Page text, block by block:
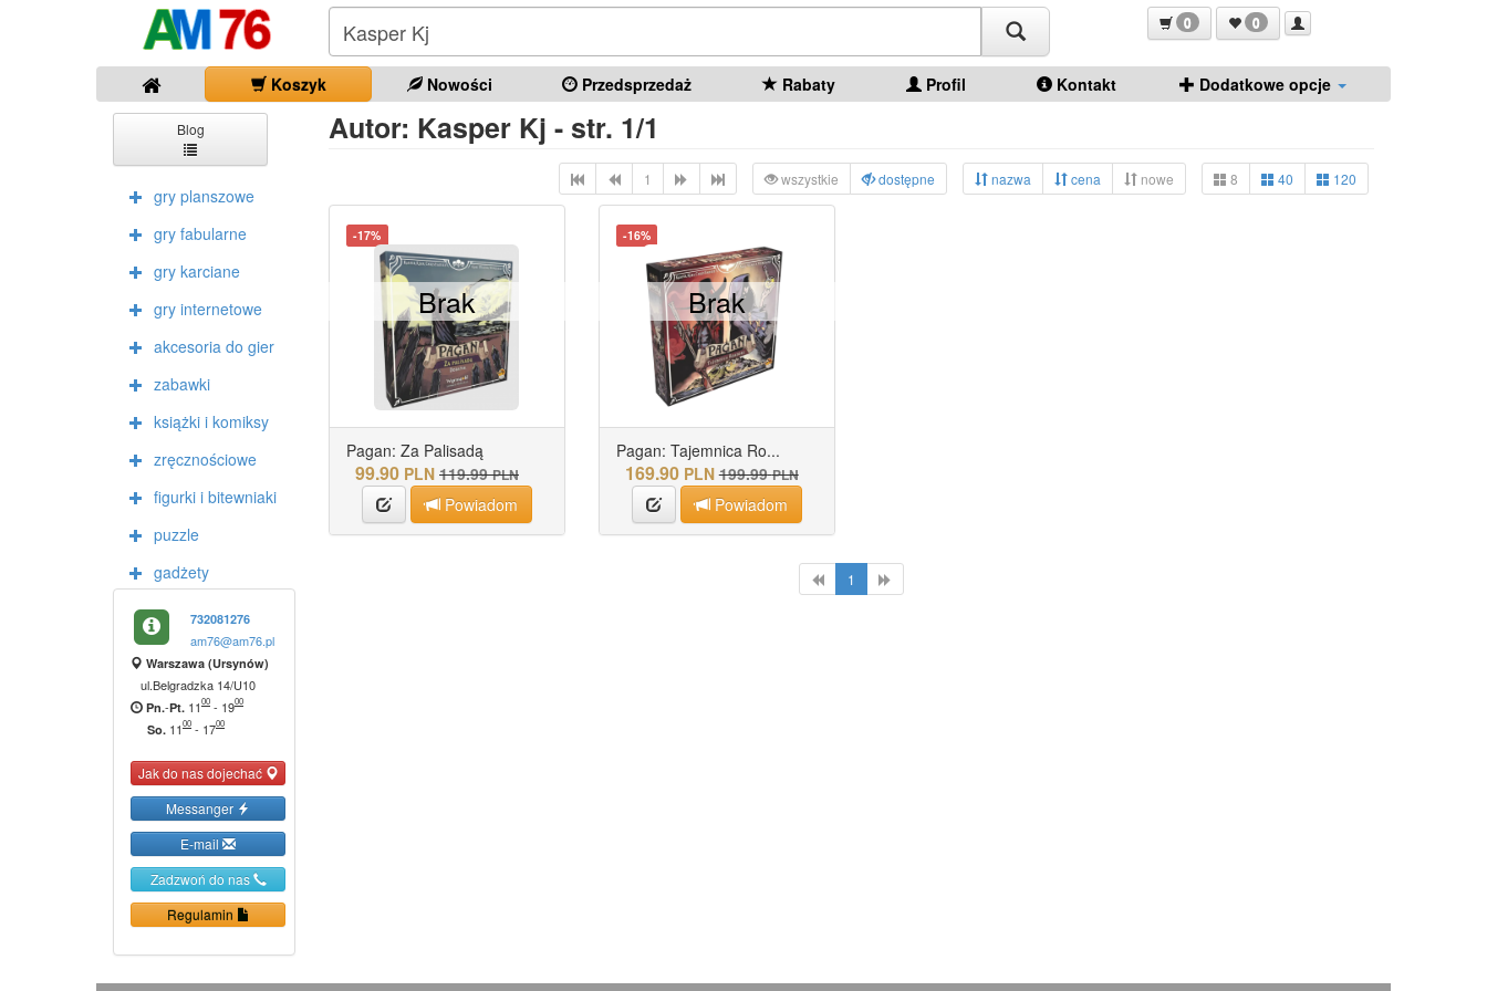
0 0
Koszyk Nowości Przedsprzedaż Rabaty Profil Kontakt Dodatkowe opcje
Blog
gry planszowe
gry fabularne
gry karciane
gry internetowe
akcesoria do gier
zabawki
książki i komiksy
zręcznościowe
figurki i bitewniaki
puzzle
gadżety
732081276
am76@am76.pl
Warszawa (Ursynów)
ul.Belgradzka 14/U10
Pn.-Pt. 1100 - 1900
So. 1100 - 1700
Jak do nas dojechać
Messanger
E-mail
Zadzwoń do nas
Regulamin
Autor: Kasper Kj - str. 1/1
1 wszystkie dostępne nazwa cena nowe 8 40 120
-17%
Pagan: Za Palisadą
99.90 PLN 119.99 PLN
Powiadom
Brak
-16%
Pagan: Tajemnica Ro...
169.90 PLN 199.99 PLN
Powiadom
Brak
1